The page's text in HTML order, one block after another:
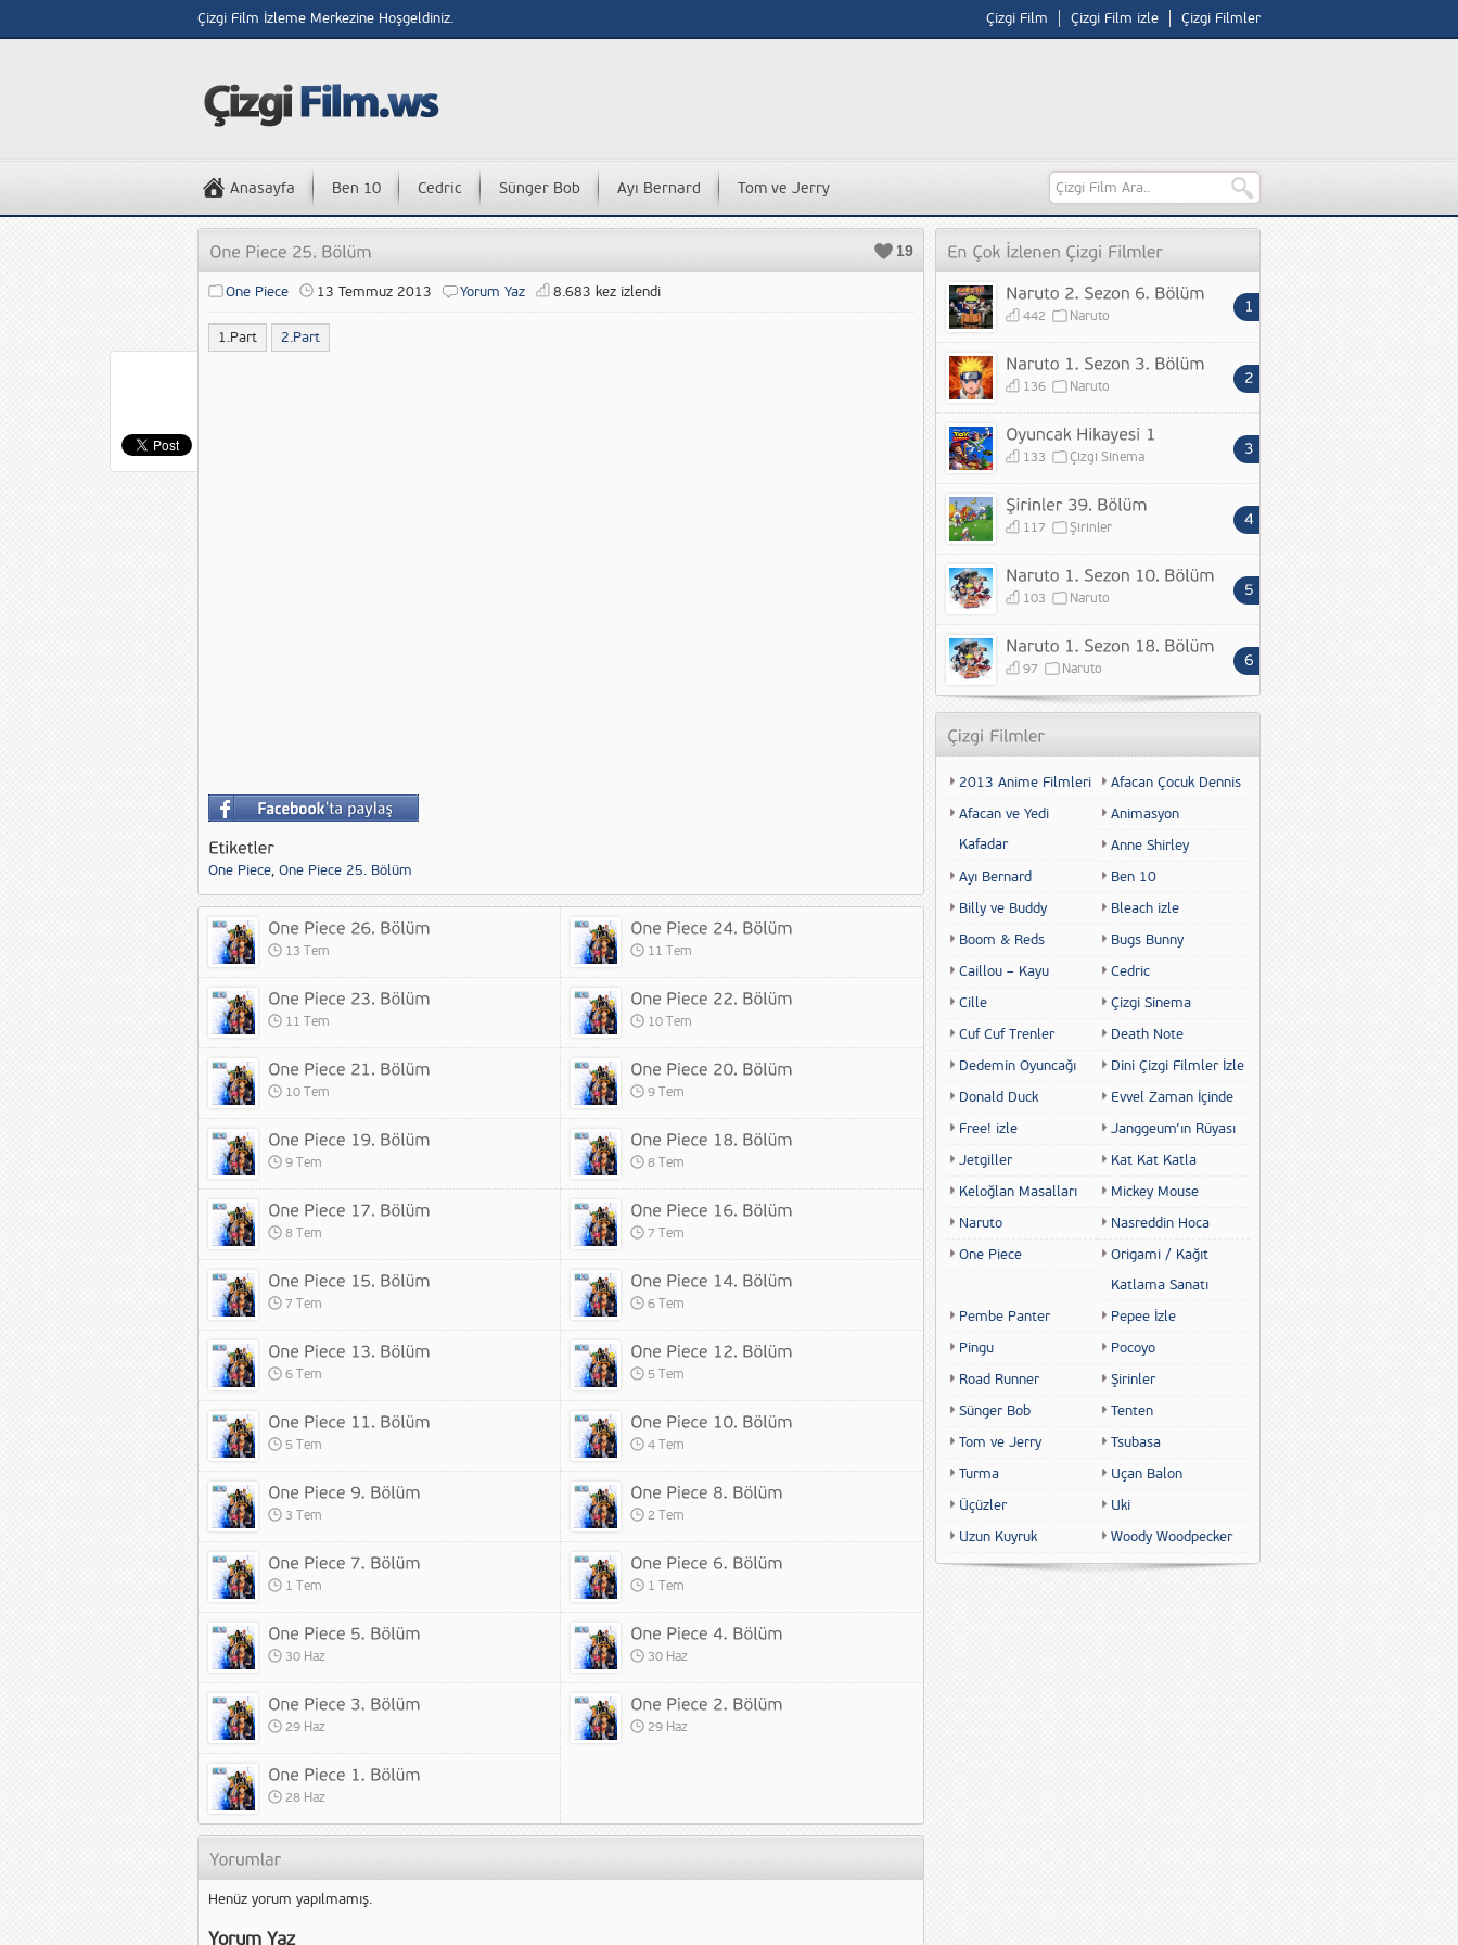
Çizgi Film İzleme Merkezine Hoşgeldiniz. Çizgi Film Çizgi Film izle Çizgi Filmler
Anasayfa Ben 10 Cedric Sünger Bob Ayı Bernard Tom ve Jerry
19
One Piece 13 Temmuz 2013 Yorum Yaz 8.683 kez izlendi
1.Part 2.Part
One Piece, One Piece 25. Bölüm
13 Tem 11 Tem
11 Tem 10 Tem
10 Tem 9 Tem
9 Tem 8 Tem
8 Tem 7 Tem
7 Tem 6 Tem
6 Tem 5 Tem
5 Tem 4 Tem
3 Tem 2 Tem
1 Tem 1 Tem
30 Haz 30 Haz
29 Haz 29 Haz
28 Haz
Henüz yorum yapılmamış.
Yorum Yaz
442 Naruto
136 Naruto
133 Çizgi Sinema
117 Şirinler
103 Naruto
97 Naruto
2013 Anime Filmleri
Afacan Çocuk Dennis
Afacan ve Yedi
Kafadar
Animasyon
Anne Shirley
Ayı Bernard
Ben 10
Billy ve Buddy
Bleach izle
Boom & Reds
Bugs Bunny
Caillou – Kayu
Cedric
Cille
Çizgi Sinema
Cuf Cuf Trenler
Death Note
Dedemin Oyuncağı
Dini Çizgi Filmler İzle
Donald Duck
Evvel Zaman İçinde
Free! izle
Janggeum’ın Rüyası
Jetgiller
Kat Kat Katla
Keloğlan Masalları
Mickey Mouse
Naruto
Nasreddin Hoca
One Piece
Origami / Kağıt
Katlama Sanatı
Pembe Panter
Pepee İzle
Pingu
Pocoyo
Road Runner
Şirinler
Sünger Bob
Tenten
Tom ve Jerry
Tsubasa
Turma
Uçan Balon
Üçüzler
Uki
Uzun Kuyruk
Woody Woodpecker